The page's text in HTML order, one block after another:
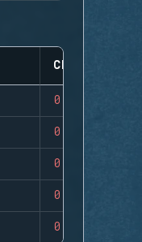
CLUTCHES
0
0
0
0
0